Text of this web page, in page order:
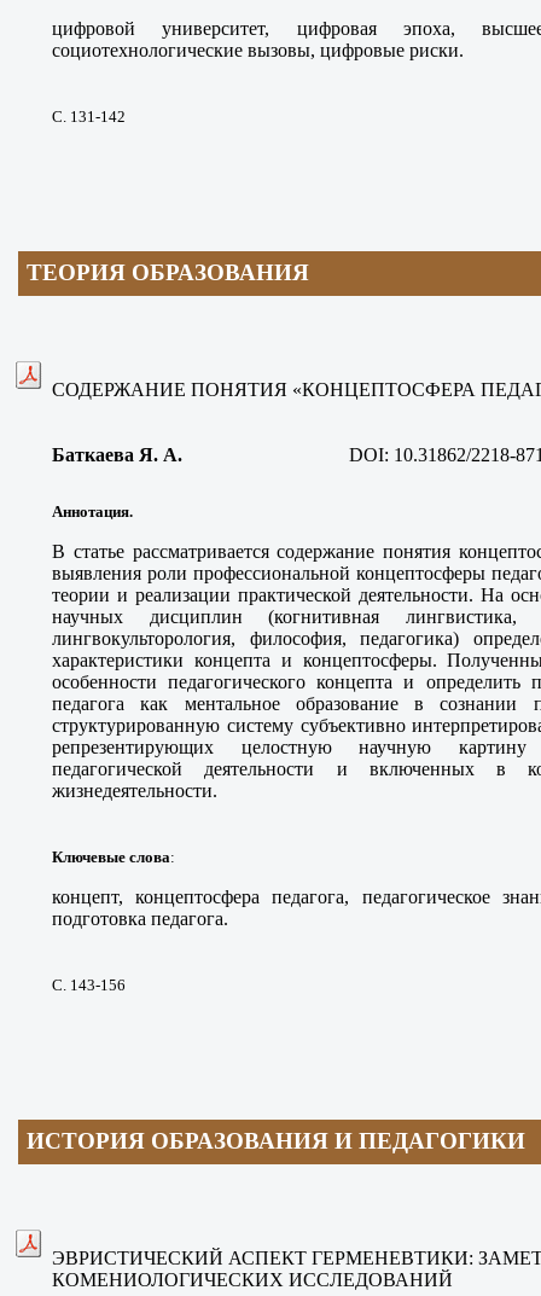
цифровой университет, цифровая эпоха,
социотехнологические вызовы, цифровые риски.
С. 131-142
ТЕОРИЯ ОБРАЗОВАНИЯ
СОДЕРЖАНИЕ ПОНЯТИЯ «КОНЦЕПТОСФЕРА
Баткаева Я. А. DOI: 10.31862/2218-
Аннотация.
В статье рассматривается содержание понятия
выявления роли профессиональной концептосферы
теории и реализации практической деятельности. На
научных дисциплин (когнитивная лингвистика,
лингвокульторология, философия, педагогика)
характеристики концепта и концептосферы.
особенности педагогического концепта и определить
педагога как ментальное образование в сознании
структурированную систему субъективно
репрезентирующих целостную научную
педагогической деятельности и включенных в
жизнедеятельности.
Ключевые слова:
концепт, концептосфера педагога, педагогическое
подготовка педагога.
С. 143-156
ИСТОРИЯ ОБРАЗОВАНИЯ И ПЕДАГОГИКИ
ЭВРИСТИЧЕСКИЙ АСПЕКТ ГЕРМЕНЕВТИКИ:
КОМЕНИОЛОГИЧЕСКИХ ИССЛЕДОВАНИЙ